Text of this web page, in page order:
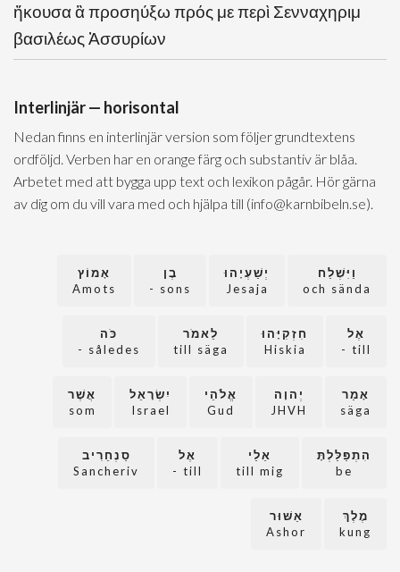
ἤκουσα ἃ προσηύξω πρός με περὶ Σενναχηριμ
βασιλέως Ἀσσυρίων
Interlinjär — horisontal
Nedan finns en interlinjär version som följer grundtextens
ordföljd. Verben har en orange färg och substantiv är blåa.
Arbetet med att bygga upp text och lexikon pågår. Hör gärna
av dig om du vill vara med och hjälpa till (info@karnbibeln.se).
וַיִּשְׁלַח
och sända
יְשַׁעְיָהוּ
Jesaja
בֶן
sons -
אָמוֹץ
Amots
אֶל
till -
חִזְקִיָּהוּ
Hiskia
לֵאמֹר
till säga
כֹּה
således -
אָמַר
säga
יְהוָה
JHVH
אֱלֹהֵי
Gud
יִשְׂרָאֵל
Israel
אֲשֶׁר
som
הִתְפַּלַּלְתָּ
be
אֵלַי
till mig
אֶל
till -
סַנְחֵרִיב
Sancheriv
מֶלֶךְ
kung
אַשּׁוּר
Ashor